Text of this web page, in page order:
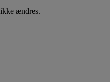
ændres.